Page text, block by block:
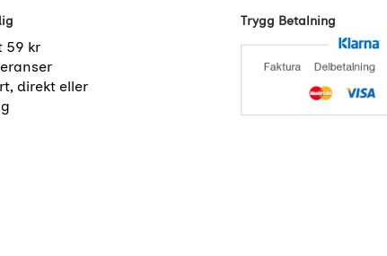
59 kr
direkt eller
Trygg Betalning